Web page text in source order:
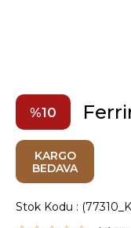
10
KARGO
BEDAVA
Stok Kodu